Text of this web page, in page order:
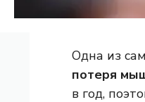
Одна из
потеря
в год,